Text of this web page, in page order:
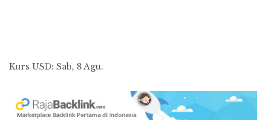
Kurs USD: Sab, 8 Agu.